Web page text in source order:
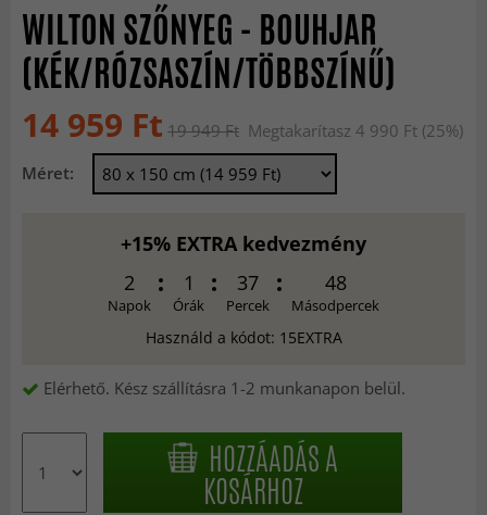
WILTON SZŐNYEG - BOUHJAR
(KÉK/RÓZSASZÍN/TÖBBSZÍNŰ)
14 959 Ft 19 949 Ft Megtakarítasz 4 990 Ft (25%)
Méret:
+15% EXTRA kedvezmény
2
Napok
1
Órák
37
Percek
46
Másodpercek
Használd a kódot: 15EXTRA
Elérhető. Kész szállításra 1-2 munkanapon belül.
HOZZÁADÁS A
KOSÁRHOZ